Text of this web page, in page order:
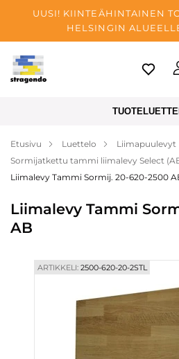
UUSI! KIINTEÄHINTAINEN
HELSINGIN
Tallinn
Maksu
Yrityksen
Blogi
Yhteystiedot
Etusivu Luettelo Liimapuulevyt
Sormijatkettu tammi liimalevy Select
Liimalevy Tammi Sormij. 20-620-2500
Liimalevy Tammi
AB
ARTIKKELI:2500-620-20-2STL